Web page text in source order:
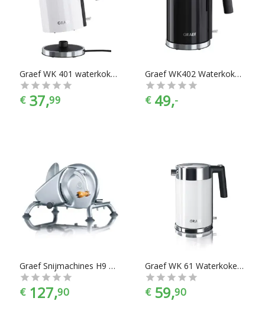
Graef WK 401 waterkoker - Wit
€ 37,99
Graef WK402 Waterkoker - 1 L
€ 49,-
Graef Snijmachines H9 Manuelle
€ 127,90
Graef WK 61 Waterkoker - Wit
€ 59,90